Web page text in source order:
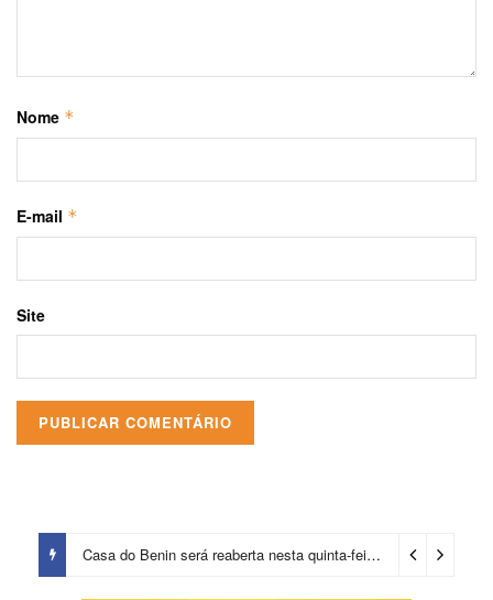
Nome *
E-mail *
Site
Casa do Benin será reaberta nesta quinta-feira (6) 15 horas ago